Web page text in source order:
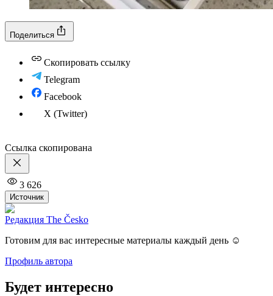
Поделиться
Скопировать ссылку
Telegram
Facebook
X (Twitter)
Ссылка скопирована
3 626
Источник
Редакция The Česko
Готовим для вас интересные материалы каждый день ☺️
Профиль автора
Будет интересно